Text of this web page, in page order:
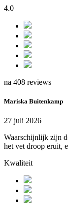
4.0
na 408 reviews
Mariska Buitenkamp
27 juli 2026
Waarschijnlijk zijn
het vet droop eruit,
Kwaliteit